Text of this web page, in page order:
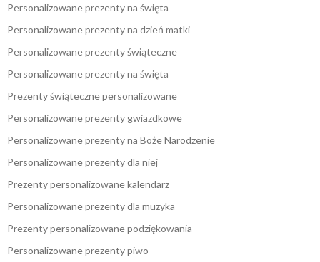
Personalizowane prezenty na święta
Personalizowane prezenty na dzień matki
Personalizowane prezenty świąteczne
Personalizowane prezenty na święta
Prezenty świąteczne personalizowane
Personalizowane prezenty gwiazdkowe
Personalizowane prezenty na Boże Narodzenie
Personalizowane prezenty dla niej
Prezenty personalizowane kalendarz
Personalizowane prezenty dla muzyka
Prezenty personalizowane podziękowania
Personalizowane prezenty piwo